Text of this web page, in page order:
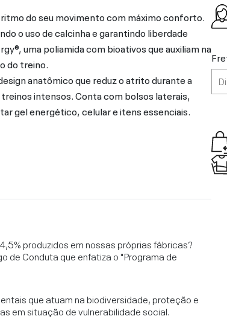
do seu movimento com máximo conforto.
o uso de calcinha e garantindo liberdade
uma poliamida com bioativos que auxiliam na
do treino.
anatômico que reduz o atrito durante a
intensos. Conta com bolsos laterais,
gel energético, celular e itens essenciais.
produzidos em nossas próprias fábricas?
de Conduta que enfatiza o "Programa de
que atuam na biodiversidade, proteção e
em situação de vulnerabilidade social.